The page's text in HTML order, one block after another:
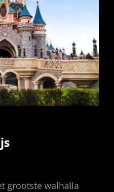
grootste walhalla